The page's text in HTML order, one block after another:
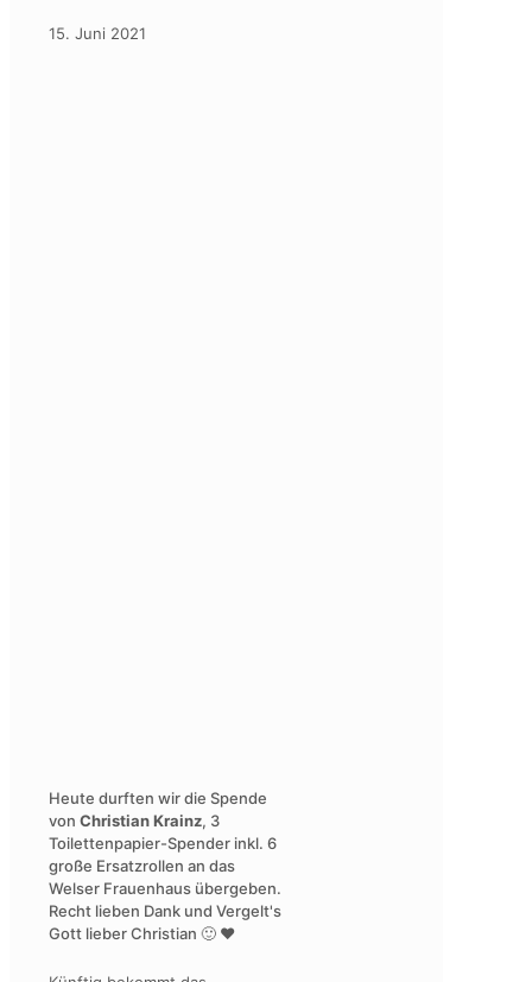
15. Juni 2021
Heute durften wir die Spende
von Christian Krainz, 3
Toilettenpapier-Spender inkl. 6
große Ersatzrollen an das
Welser Frauenhaus übergeben.
Recht lieben Dank und Vergelt's
Gott lieber Christian 🙂 ❤